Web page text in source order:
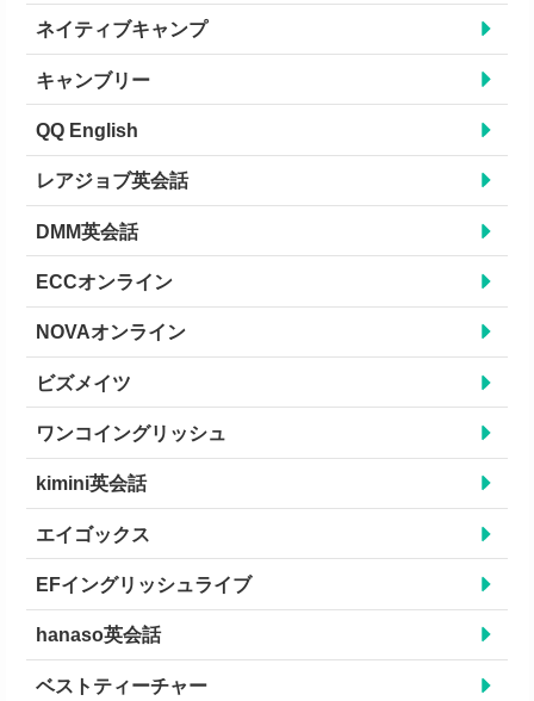
ネイティブキャンプ
キャンブリー
QQ English
レアジョブ英会話
DMM英会話
ECCオンライン
NOVAオンライン
ビズメイツ
ワンコイングリッシュ
kimini英会話
エイゴックス
EFイングリッシュライブ
hanaso英会話
ベストティーチャー